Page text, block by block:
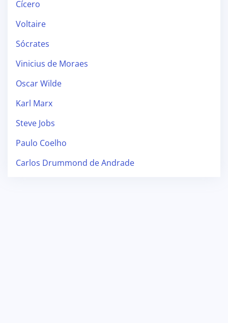
Cícero
Voltaire
Sócrates
Vinicius de Moraes
Oscar Wilde
Karl Marx
Steve Jobs
Paulo Coelho
Carlos Drummond de Andrade